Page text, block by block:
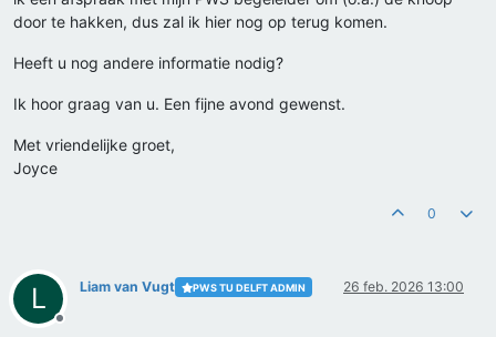
door te hakken, dus zal ik hier nog op terug komen.
Heeft u nog andere informatie nodig?
Ik hoor graag van u. Een fijne avond gewenst.
Met vriendelijke groet,
Joyce
0
L
Offline
Liam van Vugt PWS TU DELFT ADMIN 26 feb. 2026 13:00